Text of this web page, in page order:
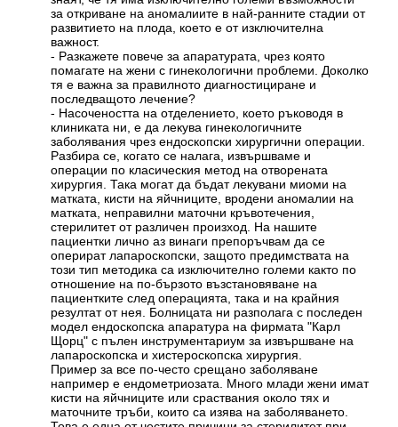
за откриване на аномалиите в най-ранните стадии от
развитието на плода, което е от изключителна
важност.
- Разкажете повече за апаратурата, чрез която
помагате на жени с гинекологични проблеми. Доколко
тя е важна за правилното диагностициране и
последващото лечение?
- Насочеността на отделението, което ръководя в
клиниката ни, е да лекува гинекологичните
заболявания чрез ендоскопски хирургични операции.
Разбира се, когато се налага, извършваме и
операции по класическия метод на отворената
хирургия. Така могат да бъдат лекувани миоми на
матката, кисти на яйчниците, вродени аномалии на
матката, неправилни маточни кръвотечения,
стерилитет от различен произход. На нашите
пациентки лично аз винаги препоръчвам да се
оперират лапароскопски, защото предимствата на
този тип методика са изключително големи както по
отношение на по-бързото възстановяване на
пациентките след операцията, така и на крайния
резултат от нея. Болницата ни разполага с последен
модел ендоскопска апаратура на фирмата "Карл
Щорц" с пълен инструментариум за извършване на
лапароскопска и хистероскопска хирургия.
Пример за все по-често срещано заболяване
например е ендометриозата. Много млади жени имат
кисти на яйчниците или сраствания около тях и
маточните тръби, които са изява на заболяването.